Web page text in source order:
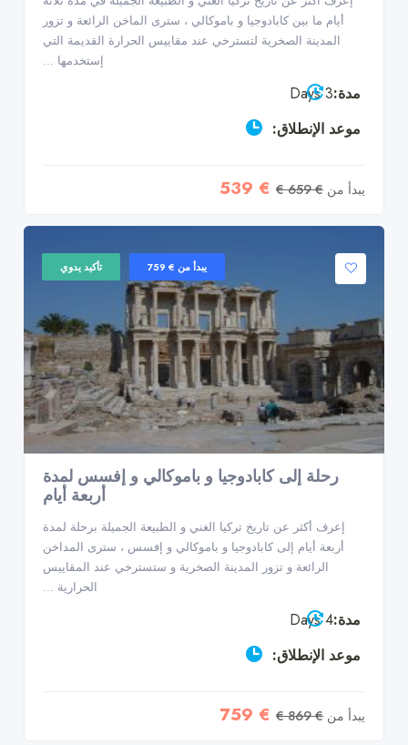
أيام ما بين كابادوجيا و باموكالي ، سترى الماخن الرائعة و تزور
المدينة الصخرية لتسترخي عند مقاييس الحرارة القديمة التي
إستخدمها ...
مدة:3 Days
موعد الإنطلاق:
يبدأ من € 659 €
€ 539
تأكيد يدوي يبدأ من € 759
رحلة إلى كابادوجيا و باموكالي و إفسس لمدة
أربعة أيام
إعرف أكثر عن تاريخ تركيا الغني و الطبيعة الجميلة برحلة لمدة
أربعة أيام إلى كابادوجيا و باموكالي و إفسس ، سترى المداخن
الرائعة و تزور المدينة الصخرية و ستسترخي عند المقاييس
الحرارية ...
مدة:4 Days
موعد الإنطلاق:
يبدأ من € 869 €
€ 759